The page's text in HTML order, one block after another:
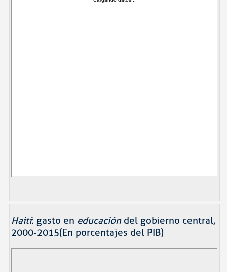
Haití: gasto en educacióndel gobierno central,
2000-2015(En porcentajes del PIB)